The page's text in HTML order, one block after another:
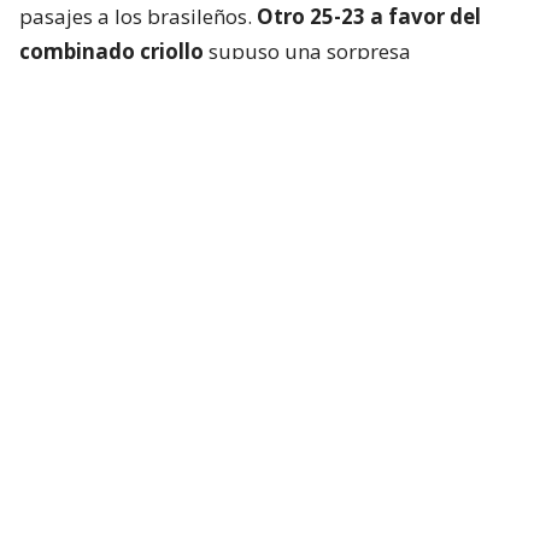
pasajes a los brasileños. Otro 25-23 a favor del
combinado criollo supuso una sorpresa